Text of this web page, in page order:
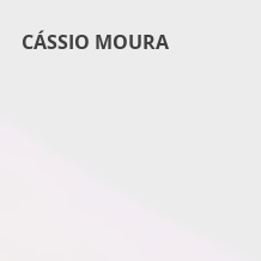
CÁSSIO MOURA